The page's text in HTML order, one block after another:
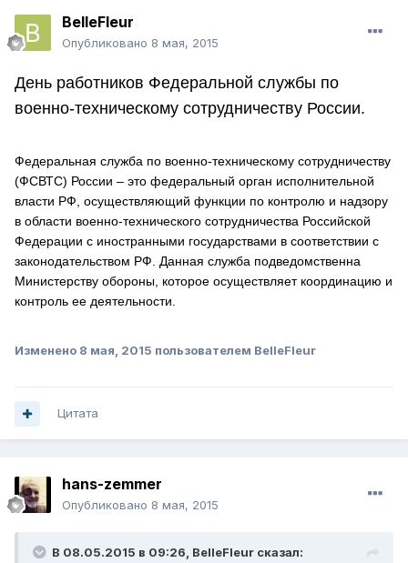
BelleFleur
Опубликовано 8 мая, 2015
День работников Федеральной службы по
военно-техническому сотрудничеству России.
Федеральная служба по военно-техническому сотрудничеству
(ФСВТС) России – это федеральный орган исполнительной
власти РФ, осуществляющий функции по контролю и надзору
в области военно-технического сотрудничества Российской
Федерации с иностранными государствами в соответствии с
законодательством РФ. Данная служба подведомственна
Министерству обороны, которое осуществляет координацию и
контроль ее деятельности.
Изменено 8 мая, 2015 пользователем BelleFleur
Цитата
hans-zemmer
Опубликовано 8 мая, 2015
В 08.05.2015 в 09:26, BelleFleur сказал: